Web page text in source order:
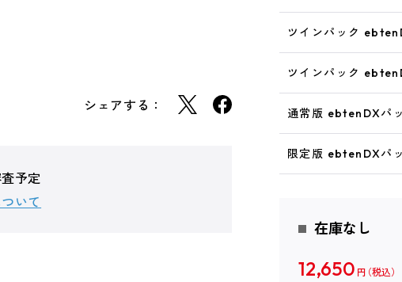
シェアする：
予定
いて
ツインパック
ツインパック
通常版 ebtenDXパ
限定版 ebtenDXパ
在庫なし
12,650 円